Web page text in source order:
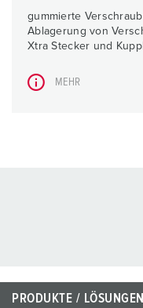
gummierte
Ablagerung von
Xtra Stecker und
MEHR
PRODUKTE / LÖSUNGEN